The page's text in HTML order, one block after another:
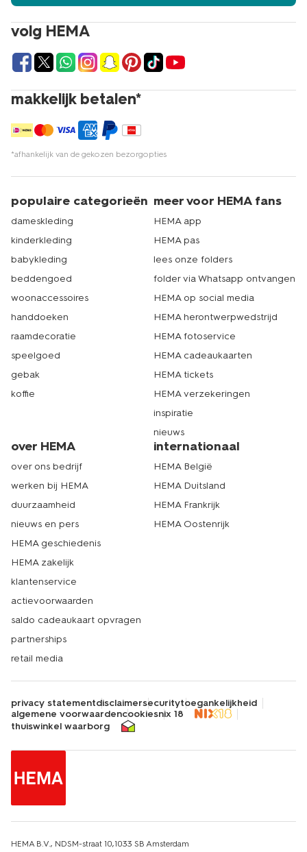
volg HEMA
makkelijk betalen*
*afhankelijk van de gekozen bezorgopties
populaire categorieën
dameskleding
kinderkleding
babykleding
beddengoed
woonaccessoires
handdoeken
raamdecoratie
speelgoed
gebak
koffie
meer voor HEMA fans
HEMA app
HEMA pas
lees onze folders
folder via Whatsapp ontvangen
HEMA op social media
HEMA herontwerpwedstrijd
HEMA fotoservice
HEMA cadeaukaarten
HEMA tickets
HEMA verzekeringen
inspiratie
nieuws
over HEMA
over ons bedrijf
werken bij HEMA
duurzaamheid
nieuws en pers
HEMA geschiedenis
HEMA zakelijk
klantenservice
actievoorwaarden
saldo cadeaukaart opvragen
partnerships
retail media
internationaal
HEMA België
HEMA Duitsland
HEMA Frankrijk
HEMA Oostenrijk
privacy statementdisclaimersecuritytoegankelijkheid
algemene voorwaardencookiesnix 18
thuiswinkel waarborg
HEMA B.V., NDSM-straat 10,1033 SB Amsterdam